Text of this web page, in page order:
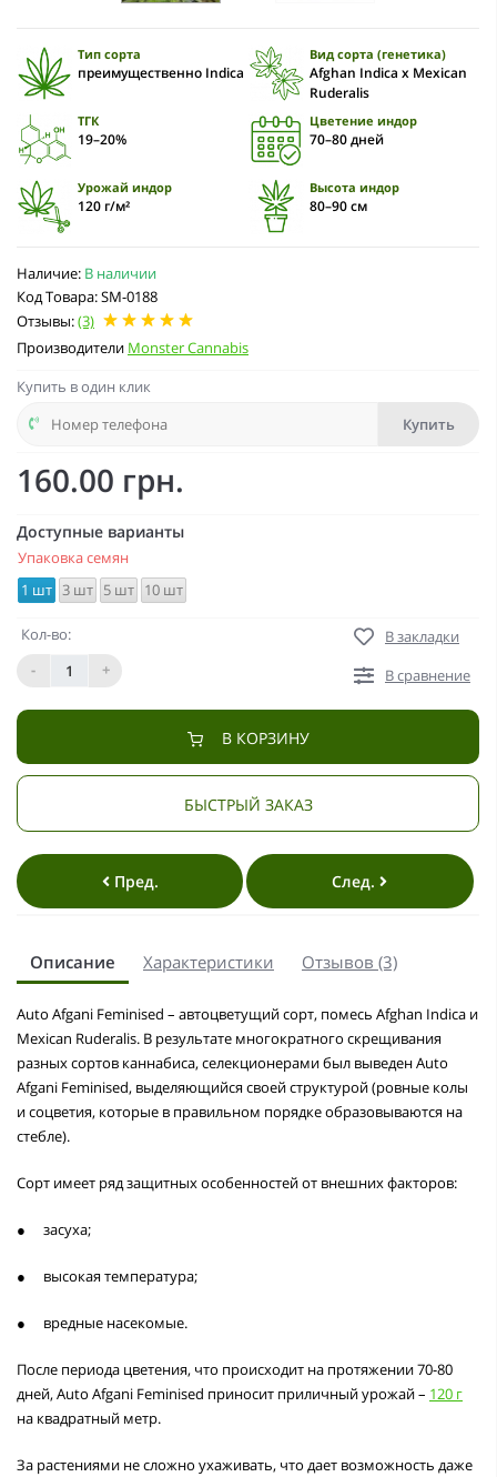
Наличие: В наличии
Код Товара: SM-0188
Отзывы:(3)
Производители Monster Cannabis
Тип сорта
преимущественно Indica
Вид сорта (генетика)
Afghan Indica x Mexican
Ruderalis
ТГК
19–20%
Цветение индор
70–80 дней
Урожай индор
120 г/м²
Высота индор
80–90 см
Купить в один клик
Купить
160.00 грн.
Доступные варианты
Упаковка семян
1 шт 3 шт 5 шт 10 шт
Кол-во:
-
+
В закладки
В сравнение
В КОРЗИНУ
БЫСТРЫЙ ЗАКАЗ
Пред. След.
Описание Характеристики Отзывов (3)
Auto Afgani Feminised – автоцветущий сорт, помесь Afghan Indica и
Mexican Ruderalis. В результате многократного скрещивания
разных сортов каннабиса, селекционерами был выведен Auto
Afgani Feminised, выделяющийся своей структурой (ровные колы
и соцветия, которые в правильном порядке образовываются на
стебле).
Сорт имеет ряд защитных особенностей от внешних факторов:
● засуха;
● высокая температура;
● вредные насекомые.
После периода цветения, что происходит на протяжении 70-80
дней, Auto Afgani Feminised приносит приличный урожай – 120 г
на квадратный метр.
За растениями не сложно ухаживать, что дает возможность даже